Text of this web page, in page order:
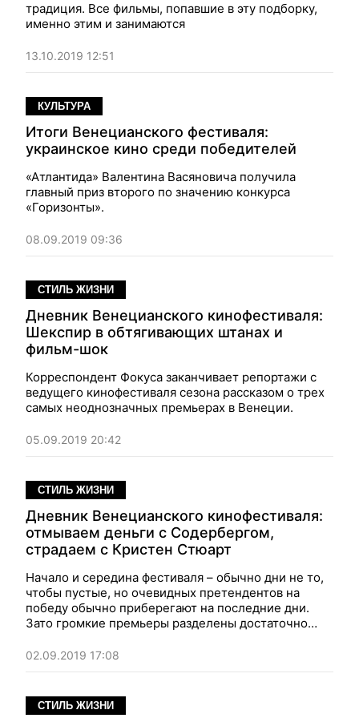
традиция. Все фильмы, попавшие в эту подборку,
именно этим и занимаются
13.10.2019 12:51
КУЛЬТУРА
Итоги Венецианского фестиваля:
украинское кино среди победителей
«Атлантида» Валентина Васяновича получила
главный приз второго по значению конкурса
«Горизонты».
08.09.2019 09:36
СТИЛЬ ЖИЗНИ
Дневник Венецианского кинофестиваля:
Шекспир в обтягивающих штанах и
фильм-шок
Корреспондент Фокуса заканчивает репортажи с
ведущего кинофестиваля сезона рассказом о трех
самых неоднозначных премьерах в Венеции.
05.09.2019 20:42
СТИЛЬ ЖИЗНИ
Дневник Венецианского кинофестиваля:
отмываем деньги с Содербергом,
страдаем с Кристен Стюарт
Начало и середина фестиваля – обычно дни не то,
чтобы пустые, но очевидных претендентов на
победу обычно приберегают на последние дни.
Зато громкие премьеры разделены достаточно
Венеции еще несколько очень стоящих новинок
02.09.2019 17:08
СТИЛЬ ЖИЗНИ